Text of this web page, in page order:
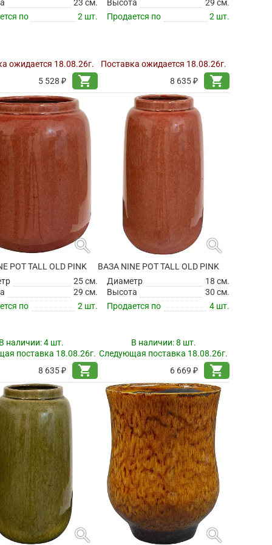
23 см.
по
2 шт.
ожидается 18.08.26г.
5 528 ₽
shopping_cart
Высота
29 см.
Продается по
2 шт.
Поставка ожидается 18.08.26г.
8 635 ₽
shopping_cart
search
POT TALL OLD PINK
25 см.
29 см.
по
2 шт.
наличии:4 шт.
поставка 18.08.26г.
8 635 ₽
shopping_cart
search
ВАЗА NINE POT TALL OLD PINK
Диаметр
18 см.
Высота
30 см.
Продается по
4 шт.
В наличии:8 шт.
Следующая поставка 18.08.26г.
6 669 ₽
shopping_cart
search search